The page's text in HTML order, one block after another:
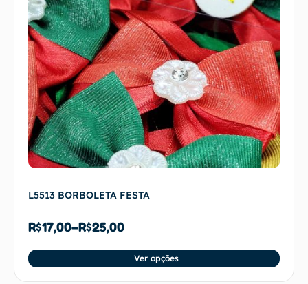
L5513 BORBOLETA FESTA
R$17,00–R$25,00
Ver opções